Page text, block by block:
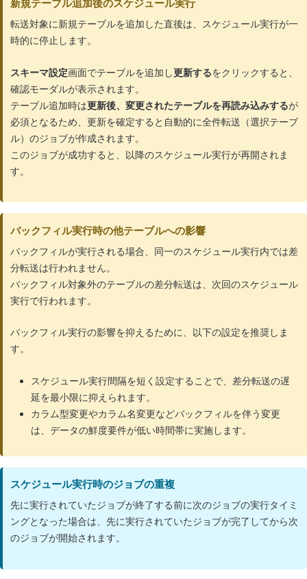
新規テーブル追加後のスケジュール実行
転送対象に新規テーブルを追加した直後は、スケジュール実行が一
時的に停止します。
スキーマ設定画面でテーブルを追加し更新するをクリックすると、
確認モーダルが表示されます。
テーブル追加時は更新後、変更されたテーブルを再読み込みするが
必須となるため、更新を確定すると自動的に全件転送（選択テーブ
ル）のジョブが作成されます。
このジョブが成功すると、以降のスケジュール実行が再開されま
す。
バックフィル実行時の他テーブルへの影響
バックフィルが実行される場合、同一のスケジュール実行内では差
分転送は行われません。
バックフィル対象外のテーブルの差分転送は、次回のスケジュール
実行で行われます。
バックフィル実行の影響を抑えるために、以下の設定を推奨しま
す。
スケジュール実行間隔を短く設定することで、差分転送の遅
延を最小限に抑えられます。
カラム型変更やカラム名変更などバックフィルを伴う変更
は、データの鮮度要件が低い時間帯に実施します。
スケジュール実行時のジョブの重複
先に実行されていたジョブが終了する前に次のジョブの実行タイミ
ングとなった場合は、先に実行されていたジョブが完了してから次
のジョブが開始されます。